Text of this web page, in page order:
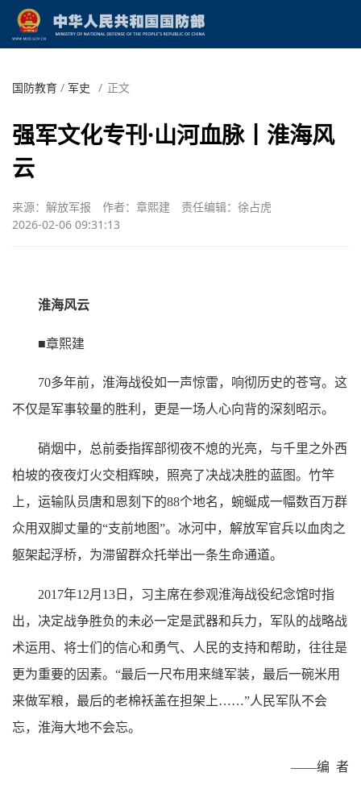
国防教育 / 军史 / 正文
强军文化专刊·山河血脉丨淮海风
云
来源：解放军报 作者：章熙建
责任编辑：徐占虎
2026-02-06 09:31:13
淮海风云
■章熙建
70多年前，淮海战役如一声惊雷，响彻历史的苍穹。这
不仅是军事较量的胜利，更是一场人心向背的深刻昭示。
硝烟中，总前委指挥部彻夜不熄的光亮，与千里之外西
柏坡的夜夜灯火交相辉映，照亮了决战决胜的蓝图。竹竿
上，运输队员唐和恩刻下的88个地名，蜿蜒成一幅数百万群
众用双脚丈量的“支前地图”。冰河中，解放军官兵以血肉之
躯架起浮桥，为滞留群众托举出一条生命通道。
2017年12月13日，习主席在参观淮海战役纪念馆时指
出，决定战争胜负的未必一定是武器和兵力，军队的战略战
术运用、将士们的信心和勇气、人民的支持和帮助，往往是
更为重要的因素。“最后一尺布用来缝军装，最后一碗米用
来做军粮，最后的老棉袄盖在担架上……”人民军队不会
忘，淮海大地不会忘。
——编 者